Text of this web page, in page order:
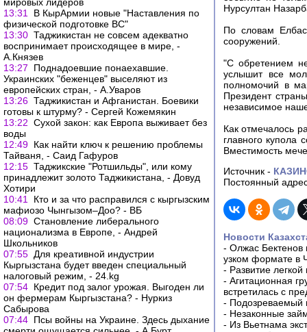
13:31
В КырАрмии новые "Наставления по
физической подготовке ВС"
13:30 Таджикистан не совсем адекватно
воспринимает происходящее в мире, -
А.Князев
13:27
Поднадоевшие понаехавшие.
Украинских "беженцев" выселяют из
европейских стран, - А.Уваров
13:26 Таджикистан и Афганистан. Боевики
готовы к штурму? - Сергей Кожемякин
13:22 Сухой закон: как Европа выживает без
воды
12:49 Как найти ключ к решению проблемы
Тайваня, - Саид Гафуров
12:15 Таджикские "Ротшильды", или кому
принадлежит золото Таджикистана, - Довуд
Хотири
10:41
Кто и за что расправился с кыргызским
мафиозо Чынгызом–Доо? - ВБ
08:09 Становление либерального
национализма в Европе, - Андрей
Школьников
07:55 Для креативной индустрии
Кыргызстана будет введен специальный
налоговый режим, - 24.kg
07:54 Кредит под залог урожая. Выгоден ли
он фермерам Кыргызстана? - Нуркиз
Сабырова
07:44 Псы войны на Украине. Здесь дыхание
Нурсултан
По словам
сооружений.
"С обретением
услышит все
полномочий в
Президент
независимое
Как отмечалось
главного купола
Вместимость
Источник -
Постоянный
Новости
- Олжас Бектенов
узком формате в
- Развитие
- Агитационная
встретилась с
- Подозреваемый
- Незаконные
- Из Вьетнама